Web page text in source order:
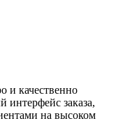
и качественно
интерфейс заказа,
на высоком